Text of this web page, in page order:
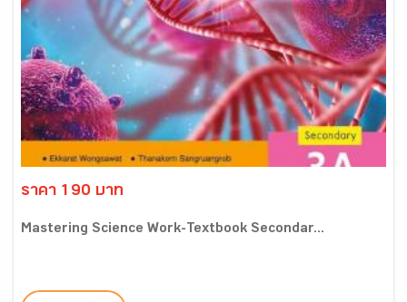
ราคา 190 บาท
Mastering Science Work-Textbook Secondar...